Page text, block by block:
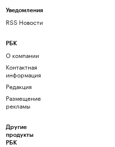
Уведомления
RSS Новости
РБК
О компании
Контактная
информация
Редакция
Размещение
рекламы
Другие
продукты
РБК